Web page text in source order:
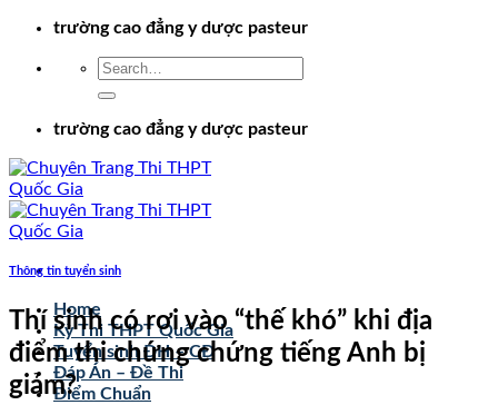
Chuyểntrường cao đẳng y dược pasteur
trường cao đẳng y dược pasteur
Home
Kỳ Thi THPT Quốc Gia
Tuyển sinh ĐH – CĐ
Đáp Án – Đề Thi
Điểm Chuẩn
Thông tin tuyển sinh
Thí sinh có rơi vào “thế khó” khi địa
điểm thi chứng chứng tiếng Anh bị
giảm?